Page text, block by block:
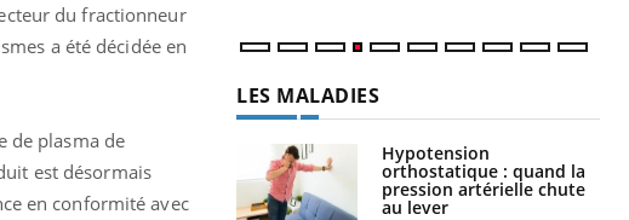
du fractionneur
a été décidée en
de plasma de
est désormais
en conformité avec
LES MALADIES
Hypotension
orthostatique : quand la
pression artérielle chute
au lever